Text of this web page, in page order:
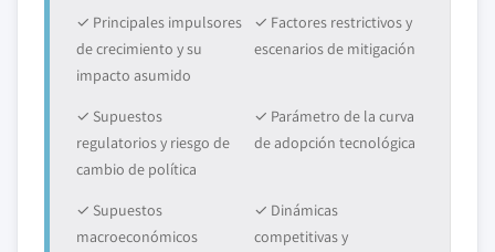
✓ Principales impulsores
de crecimiento y su
impacto asumido
✓ Factores restrictivos y
escenarios de mitigación
✓ Supuestos
regulatorios y riesgo de
cambio de política
✓ Parámetro de la curva
de adopción tecnológica
✓ Supuestos
macroeconómicos
✓ Dinámicas
competitivas y